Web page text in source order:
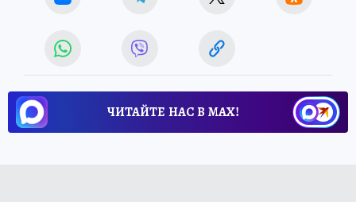
ЧИТАЙТЕ НАС В МАХ!